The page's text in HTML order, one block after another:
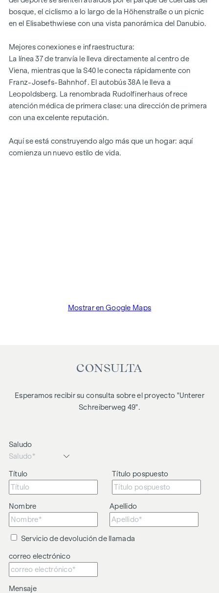
bosque, el ciclismo a lo largo de la Höhenstraße o un picnic
en el Elisabethwiese con una vista panorámica del Danubio.
Mejores conexiones e infraestructura:
La línea 37 de tranvía le lleva directamente al centro de
Viena, mientras que la S40 le conecta rápidamente con
Franz-Josefs-Bahnhof. El autobús 38A le lleva a
Leopoldsberg. La renombrada Rudolfinerhaus ofrece
atención médica de primera clase: una dirección de primera
con una excelente reputación.
Aquí se está construyendo algo más que un hogar: aquí
comienza un nuevo estilo de vida.
Mostrar en Google Maps
CONSULTA
Esperamos recibir su consulta sobre el proyecto "Unterer
Schreiberweg 49".
Saludo
Título Título pospuesto
Nombre Apellido
Servicio de devolución de llamada
correo electrónico
Mensaje